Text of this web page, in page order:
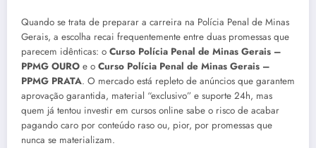
Quando se trata de preparar a carreira na Polícia Penal de Minas
Gerais, a escolha recai frequentemente entre duas promessas que
parecem idênticas: o Curso Polícia Penal de Minas Gerais –
PPMG OURO e o Curso Polícia Penal de Minas Gerais –
PPMG PRATA. O mercado está repleto de anúncios que garantem
aprovação garantida, material “exclusivo” e suporte 24h, mas
quem já tentou investir em cursos online sabe o risco de acabar
pagando caro por conteúdo raso ou, pior, por promessas que
nunca se materializam.